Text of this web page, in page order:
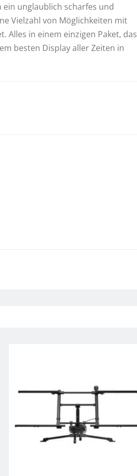
unglaublich scharfes und
Vielzahl von Möglichkeiten mit
Alles in einem einzigen Paket, das
besten Display aller Zeiten in